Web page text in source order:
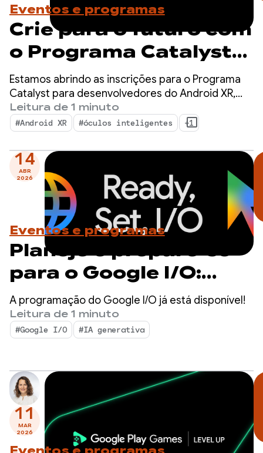
Eventos e programas
Crie para o futuro com
o Programa Catalyst
para desenvolvedores
do Android XR.
Inscreva-se agora!
Estamos abrindo as inscrições para o Programa
Catalyst para desenvolvedores do Android XR,
uma iniciativa dedicada a acelerar o
desenvolvimento de apps do Android XR prontos
para serem lançados no próximo ano.
Leitura de 1 minuto
#Android XR #óculos inteligentes +1
14
ABR
2026
Eventos e programas
Planeje e prepare-se
para o Google I/O:
programação da
transmissão ao vivo
revelada
A programação do Google I/O já está disponível!
Leitura de 1 minuto
#Google I/O #IA generativa
11
MAR
2026